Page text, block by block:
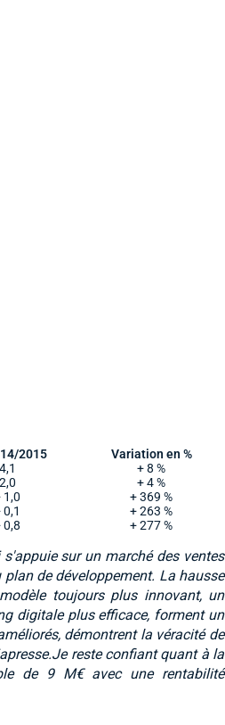
2015
Variation en %
4,1
+ 8 %
2,0
+ 4 %
1,0
+ 369 %
0,1
+ 263 %
0,8 + 277 %
sur un marché des ventes
de développement. La hausse
toujours plus innovant, un
digitale plus efficace, forment un
démontrent la véracité de
reste confiant quant à la
de 9 M€ avec une rentabilité